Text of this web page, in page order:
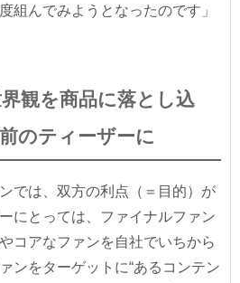
んでみようとなったのです」
観を商品に落とし込
のティーザーに
では、双方の利点（＝目的）が
にとっては、ファイナルファン
コアなファンを自社でいちから
ンをターゲットに“あるコンテン